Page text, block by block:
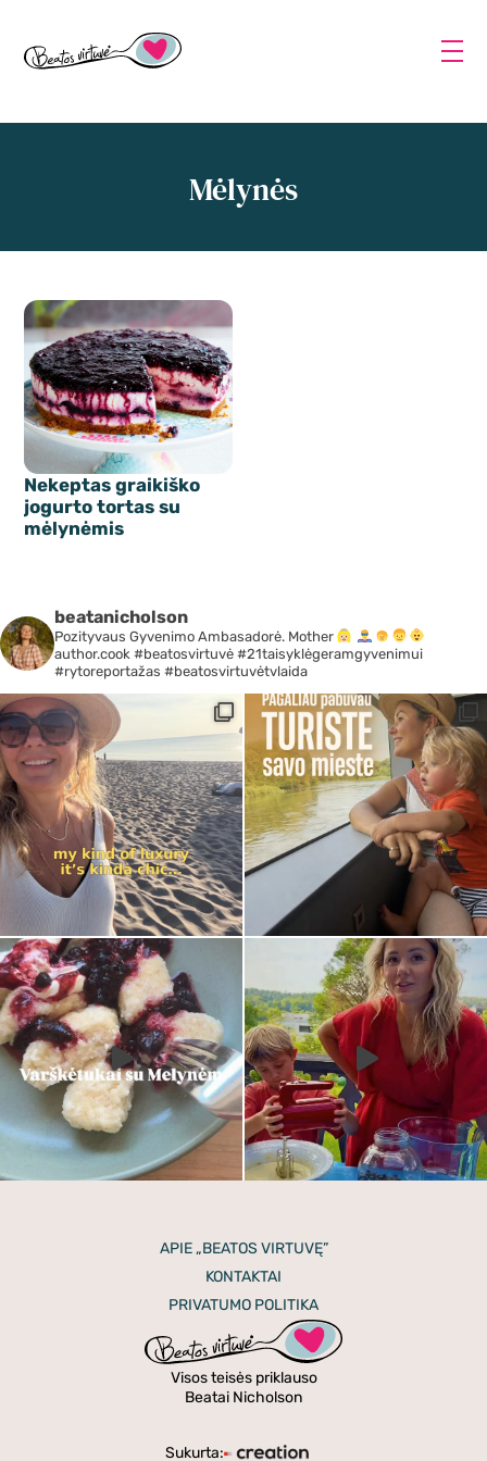
Mėlynės
Nekeptas graikiško
jogurto tortas su
mėlynėmis
beatanicholson
Pozityvaus Gyvenimo Ambasadorė. Mother
author.cook #beatosvirtuvė #21taisyklėgeramgyvenimui
#rytoreportažas #beatosvirtuvėtvlaida
APIE „BEATOS VIRTUVĘ”
KONTAKTAI
PRIVATUMO POLITIKA
Visos teisės priklauso
Beatai Nicholson
Sukurta: